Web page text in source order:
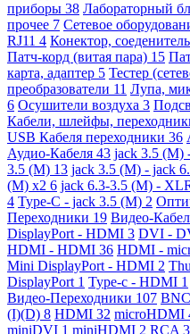
приборы 38 Лабораторный
прочее 7 Сетевое
RJ11 4 Конектор,
Патч-корд (витая пара) 15
карта, адаптер 5 Тестер
преобразователи 11 Лупа,
6 Осушители воздуха 3
Кабели, шлейфы,
USB Кабеля переходники 36
Аудио-Кабеля 43 jack 3.5 (M)
3.5 (M) 13 jack 3.5 (M) - jack
(M) x2 6 jack 6.3-3.5 (M) -
4 Type-C - jack 3.5 (M) 2
Переходники 19 Видео-
DisplayPort - HDMI 3 DVI -
HDMI - HDMI 36 HDMI -
Mini DisplayPort - HDMI 2
DisplayPort 1 Type-c - HDMI 1
Видео-Переходники 107 BNC
(I)(D) 8 HDMI 32 microHDMI
miniDVI 1 miniHDMI 2 RCA 3